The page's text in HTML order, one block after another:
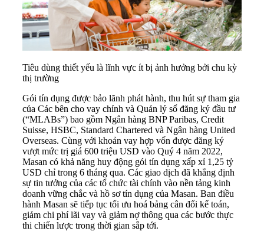
Tiêu dùng thiết yếu là lĩnh vực ít bị ảnh hưởng bởi chu kỳ
thị trường
Gói tín dụng được bảo lãnh phát hành, thu hút sự tham gia
của Các bên cho vay chính và Quản lý sổ đăng ký đầu tư
(“MLABs”) bao gồm Ngân hàng BNP Paribas, Credit
Suisse, HSBC, Standard Chartered và Ngân hàng United
Overseas. Cùng với khoản vay hợp vốn được đăng ký
vượt mức trị giá 600 triệu USD vào Quý 4 năm 2022,
Masan có khả năng huy động gói tín dụng xấp xỉ 1,25 tỷ
USD chỉ trong 6 tháng qua. Các giao dịch đã khẳng định
sự tin tưởng của các tổ chức tài chính vào nền tảng kinh
doanh vững chắc và hồ sơ tín dụng của Masan. Ban điều
hành Masan sẽ tiếp tục tối ưu hoá bảng cân đối kế toán,
giảm chi phí lãi vay và giảm nợ thông qua các bước thực
thi chiến lược trong thời gian sắp tới.